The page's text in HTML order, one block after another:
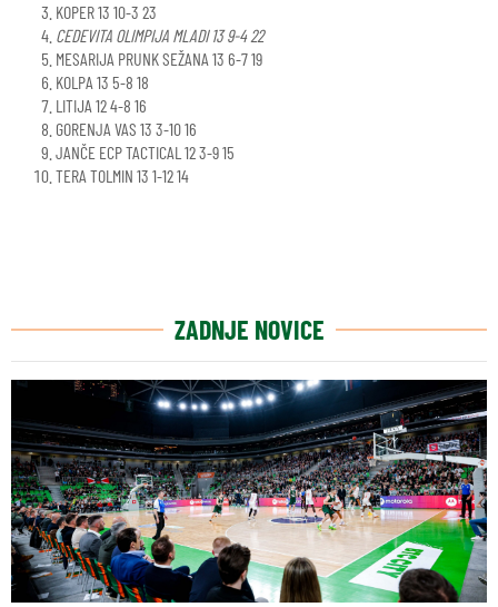
KOPER 13 10-3 23
CEDEVITA OLIMPIJA MLADI 13 9-4 22
MESARIJA PRUNK SEŽANA 13 6-7 19
KOLPA 13 5-8 18
LITIJA 12 4-8 16
GORENJA VAS 13 3-10 16
JANČE ECP TACTICAL 12 3-9 15
TERA TOLMIN 13 1-12 14
ZADNJE NOVICE